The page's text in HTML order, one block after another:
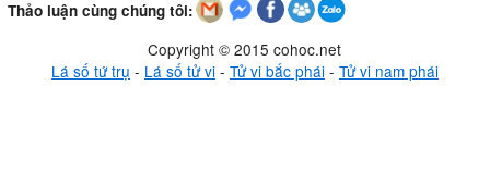
Thảo luận cùng chúng tôi:
Copyright © 2015 cohoc.net
Lá số tứ trụ - Lá số tử vi- Tử vi bắc phái- Tử vi nam phái